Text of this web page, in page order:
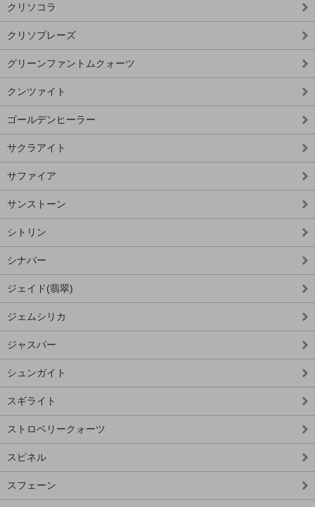
クリソコラ
クリソプレーズ
グリーンファントムクォーツ
クンツァイト
ゴールデンヒーラー
サクラアイト
サファイア
サンストーン
シトリン
シナバー
ジェイド(翡翠)
ジェムシリカ
ジャスパー
シュンガイト
スギライト
ストロベリークォーツ
スピネル
スフェーン